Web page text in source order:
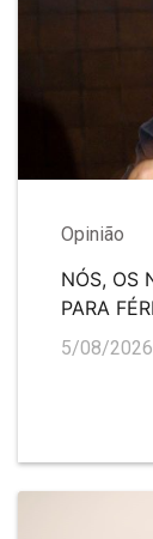
Opinião
NÓS, OS
PARA
5/08/2026